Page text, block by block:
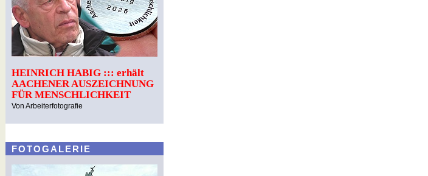
HEINRICH HABIG ::: erhält
AACHENER AUSZEICHNUNG
FÜR MENSCHLICHKEIT
Von Arbeiterfotografie
FOTOGALERIE